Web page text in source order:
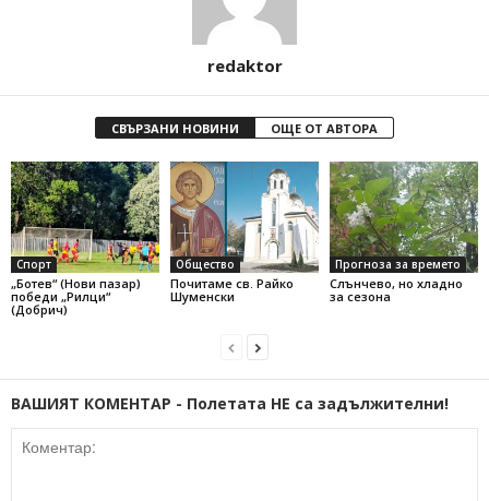
redaktor
СВЪРЗАНИ НОВИНИ ОЩЕ ОТ АВТОРА
Спорт
„Ботев“ (Нови пазар)
победи „Рилци“
(Добрич)
Общество
Почитаме св. Райко
Шуменски
Прогноза за времето
Слънчево, но хладно
за сезона
ВАШИЯТ КОМЕНТАР - Полетата НЕ са задължителни!